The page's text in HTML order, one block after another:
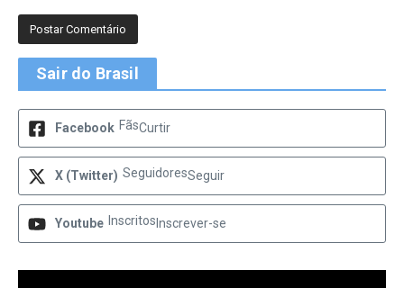
Sair do Brasil
Facebook FãsCurtir
X (Twitter) SeguidoresSeguir
Youtube Inscritos Inscrever-se